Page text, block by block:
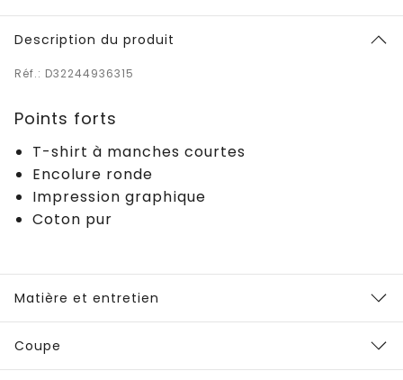
Description du produit
Réf.: D32244936315
Points forts
T-shirt à manches courtes
Encolure ronde
Impression graphique
Coton pur
Matière et entretien
Coupe